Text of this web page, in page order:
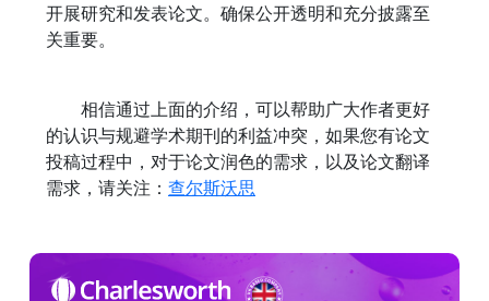
开展研究和发表论文。确保公开透明和充分披露至
关重要。
相信通过上面的介绍，可以帮助广大作者更好
的认识与规避学术期刊的利益冲突，如果您有论文
投稿过程中，对于论文润色的需求，以及论文翻译
需求，请关注： 查尔斯沃思